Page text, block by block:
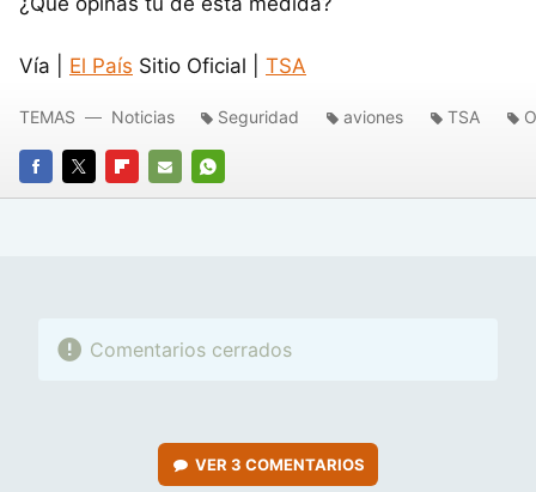
Vía | El País Sitio Oficial | TSA
FACEBOOK
TWITTERFLIPBOARD
E-
WHATSAPP
TEMAS Noticias Seguridad aviones TSA
Comentarios cerrados
VER 3 COMENTARIOS